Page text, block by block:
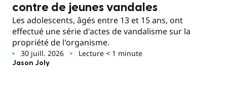
contre de jeunes vandales
Les adolescents, âgés entre 13 et 15 ans, ont
effectué une série d'actes de vandalisme sur la
propriété de l'organisme.
30 juill. 2026 Lecture < 1 minute
Jason Joly